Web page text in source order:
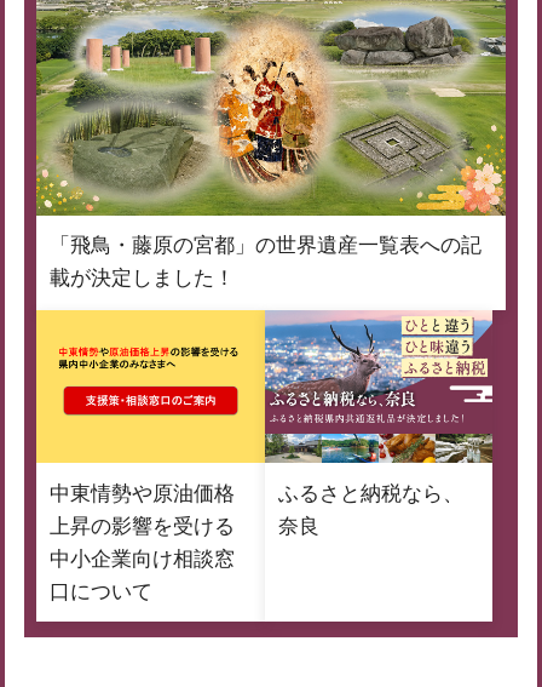
「飛鳥・藤原の宮都」の世界遺産一覧表への記
載が決定しました！
中東情勢や原油価格
上昇の影響を受ける
中小企業向け相談窓
口について
ふるさと納税なら、
奈良